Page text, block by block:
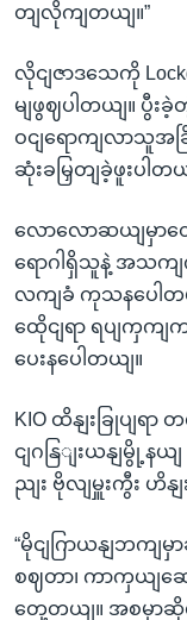
တျလိုကျတယျ။”
လိုငျဇာဒသေကို
မျဖွဈပါတယျ။ ပွီ
ဝငျရောကျလာသူအ
ဆုံးခမြှတျခဲ့ဖူးပါတယ
လောလောဆယျမှာ
ရောဂါရှိသူနဲ့ အသက
လကျခံ ကုသနပေါ
ထေိုငျရာ ရပျကှက
ပေးနပေါတယျ။
KIO ထိနျးခြုပျရာ
ငျဂနြျးယနျမွို့န
ညျး ဗိုလျမှူးကွီး ဟိ
“မိုငျဂြာယနျဘကျမှ
စဈတာ၊ ကာကှယျဆ
တှေ့တယျ။ အစမှာဆို